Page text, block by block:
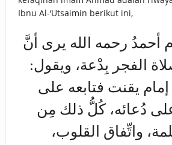
Ibnu Al-‘Utsaimin berikut ini,
أحمدُ رحمه الله يرى أنَّ
الفجر بِدْعة، ويقول:
يقنت فتابعه على
دُعائه، كُلُّ ذلك مِن
واتِّفاق القلوب،